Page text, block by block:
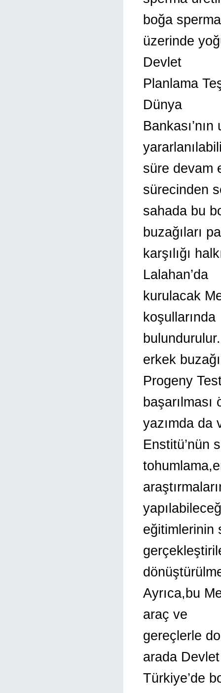
boğa
üzerinde
Devlet
Planlama
Dünya
süre devam
sürecinden
sahada bu
buzağıları
karşılığı
Lalahan’da
kurulacak
koşullarında
erkek
Progeny
başarılması
yazımda da
Enstitü’nün
eğitimlerinin
Ayrıca,bu
araç ve
gereçlerle
arada Devlet
Türkiye’de